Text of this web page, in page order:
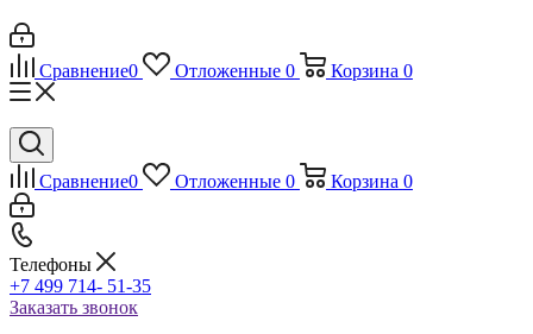
Сравнение0 Отложенные 0 Корзина 0
Сравнение0 Отложенные 0 Корзина 0
Телефоны
+7 499 714- 51-35
Заказать звонок